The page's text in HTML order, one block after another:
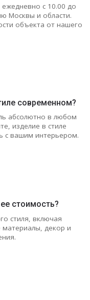
с 10.00 до
Москвы и области.
объекта от нашего
современном?
абсолютно в любом
изделие в стиле
с вашим интерьером.
стоимость?
стиля, включая
материалы, декор и